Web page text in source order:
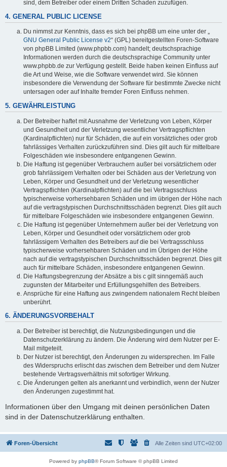
sind, dem Betreiber oder einem Dritten Schaden zuzufügen.
4. GENERAL PUBLIC LICENSE
Du nimmst zur Kenntnis, dass es sich bei phpBB um eine unter der „
GNU General Public License v2“ (GPL) bereitgestellten Foren-Software
von phpBB Limited (www.phpbb.com) handelt; deutschsprachige
Informationen werden durch die deutschsprachige Community unter
www.phpbb.de zur Verfügung gestellt. Beide haben keinen Einfluss auf
die Art und Weise, wie die Software verwendet wird. Sie können
insbesondere die Verwendung der Software für bestimmte Zwecke nicht
untersagen oder auf Inhalte fremder Foren Einfluss nehmen.
5. GEWÄHRLEISTUNG
Der Betreiber haftet mit Ausnahme der Verletzung von Leben, Körper
und Gesundheit und der Verletzung wesentlicher Vertragspflichten
(Kardinalpflichten) nur für Schäden, die auf ein vorsätzliches oder grob
fahrlässiges Verhalten zurückzuführen sind. Dies gilt auch für mittelbare
Folgeschäden wie insbesondere entgangenen Gewinn.
Die Haftung ist gegenüber Verbrauchern außer bei vorsätzlichem oder
grob fahrlässigem Verhalten oder bei Schäden aus der Verletzung von
Leben, Körper und Gesundheit und der Verletzung wesentlicher
Vertragspflichten (Kardinalpflichten) auf die bei Vertragsschluss
typischerweise vorhersehbaren Schäden und im übrigen der Höhe nach
auf die vertragstypischen Durchschnittsschäden begrenzt. Dies gilt auch
für mittelbare Folgeschäden wie insbesondere entgangenen Gewinn.
Die Haftung ist gegenüber Unternehmern außer bei der Verletzung von
Leben, Körper und Gesundheit oder vorsätzlichem oder grob
fahrlässigem Verhalten des Betreibers auf die bei Vertragsschluss
typischerweise vorhersehbaren Schäden und im Übrigen der Höhe
nach auf die vertragstypischen Durchschnittsschäden begrenzt. Dies gilt
auch für mittelbare Schäden, insbesondere entgangenen Gewinn.
Die Haftungsbegrenzung der Absätze a bis c gilt sinngemäß auch
zugunsten der Mitarbeiter und Erfüllungsgehilfen des Betreibers.
Ansprüche für eine Haftung aus zwingendem nationalem Recht bleiben
unberührt.
6. ÄNDERUNGSVORBEHALT
Der Betreiber ist berechtigt, die Nutzungsbedingungen und die
Datenschutzerklärung zu ändern. Die Änderung wird dem Nutzer per E-
Mail mitgeteilt.
Der Nutzer ist berechtigt, den Änderungen zu widersprechen. Im Falle
des Widerspruchs erlischt das zwischen dem Betreiber und dem Nutzer
bestehende Vertragsverhältnis mit sofortiger Wirkung.
Die Änderungen gelten als anerkannt und verbindlich, wenn der Nutzer
den Änderungen zugestimmt hat.
Informationen über den Umgang mit deinen persönlichen Daten
sind in der Datenschutzerklärung enthalten.
Foren-Übersicht Alle Zeiten sind UTC+02:00
Powered by phpBB® Forum Software © phpBB Limited